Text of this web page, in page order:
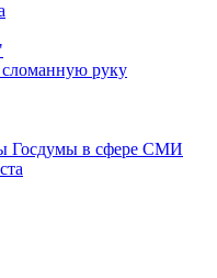
сломанную руку
Госдумы в сфере СМИ